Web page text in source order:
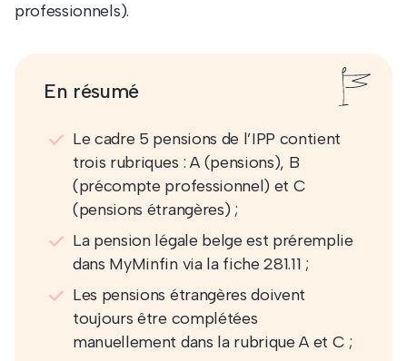
professionnels).
En résumé
Le cadre 5 pensions de l’IPP contient
trois rubriques : A (pensions), B
(précompte professionnel) et C
(pensions étrangères) ;
La pension légale belge est préremplie
dans MyMinfin via la fiche 281.11 ;
Les pensions étrangères doivent
toujours être complétées
manuellement dans la rubrique A et C ;